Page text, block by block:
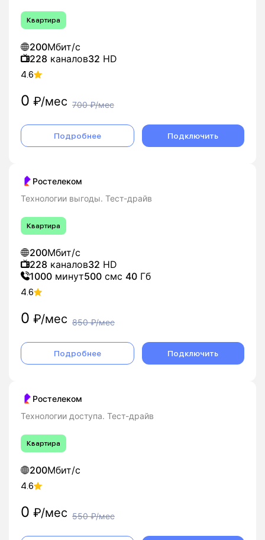
Квартира
200Мбит/с
228 каналов32 HD
4.6
0 ₽/мес 700₽/мес
Подробнее Подключить
Ростелеком
Технологии выгоды. Тест-драйв
Квартира
200Мбит/с
228 каналов32 HD
1000 минут500 смс 40 Гб
4.6
0 ₽/мес 850₽/мес
Подробнее Подключить
Ростелеком
Технологии доступа. Тест-драйв
Квартира
200Мбит/с
4.6
0 ₽/мес 550₽/мес